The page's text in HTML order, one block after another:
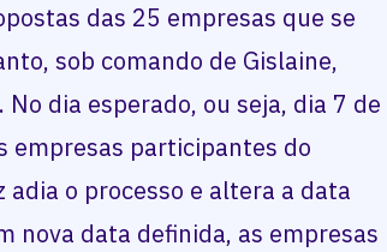
das 25 empresas que se
sob comando de Gislaine,
dia esperado, ou seja, dia 7 de
empresas participantes do
adia o processo e altera a data
nova data definida, as empresas